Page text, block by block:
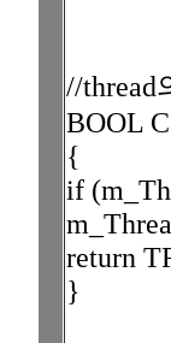
//thread
BOOL
{
if
return
}